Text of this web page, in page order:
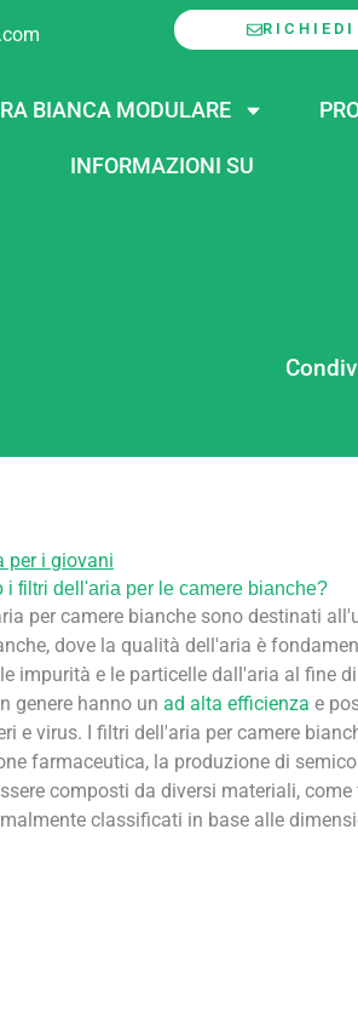
RICHIEDI
BIANCA MODULARE
INFORMAZIONI SU
per i giovani
i filtri dell'aria per le camere bianche?
per camere bianche sono destinati
dove la qualità dell'aria è
impurità e le particelle dall'aria al fine
genere hanno un ad alta efficienza e
e virus. I filtri dell'aria per camere
farmaceutica, la produzione di
composti da diversi materiali,
classificati in base alle